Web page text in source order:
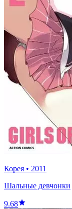
Корея • 2011
Шальные девчонки
9.68